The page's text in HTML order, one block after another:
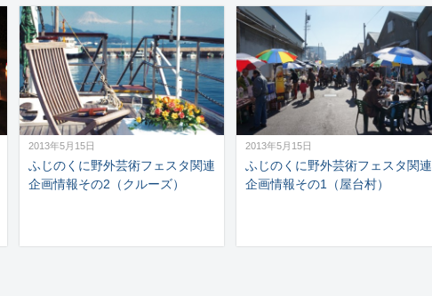
2013年5月15日
ふじのくに野外芸術フェスタ関連
企画情報その2（クルーズ）
2013年5月15日
ふじのくに野外芸術フェスタ関連
企画情報その1（屋台村）